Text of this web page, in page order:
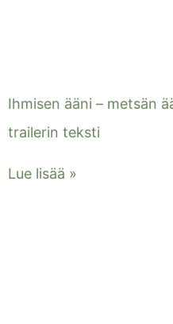
Ihmisen ääni – metsän
trailerin teksti
Lue lisää »